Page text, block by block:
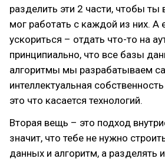
разделить эти 2 части, чтобы
мог работать с каждой из них. А
ускориться – отдать что-то на
принципиально, что все базы
алгоритмы мы разрабатываем
интеллектуальная
это что касается технологий.
Вторая вещь – это подход
значит, что тебе не нужно
данных и алгоритм, а разделять